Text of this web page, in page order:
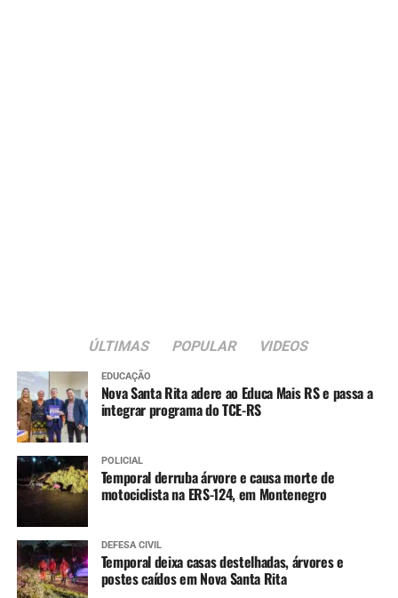
ÚLTIMAS POPULAR VIDEOS
EDUCAÇÃO
Nova Santa Rita adere ao Educa Mais RS e passa a
integrar programa do TCE-RS
POLICIAL
Temporal derruba árvore e causa morte de
motociclista na ERS-124, em Montenegro
DEFESA CIVIL
Temporal deixa casas destelhadas, árvores e
postes caídos em Nova Santa Rita